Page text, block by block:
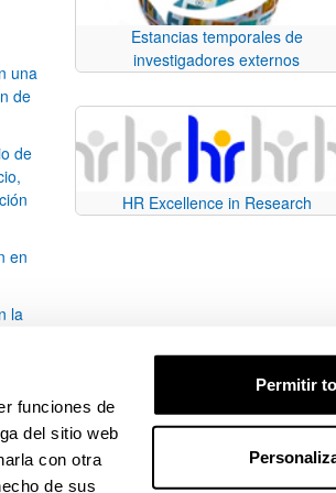
funciones de
del sitio web
con otra
de sus
Permitir
una
de
de
en
la
desplazarse.
Estancias temporales de
investigadores externos
HR Excellence in Research